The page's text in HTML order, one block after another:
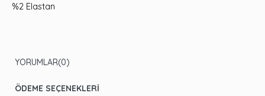
%2 Elastan
YORUMLAR(0)
ÖDEME SEÇENEKLERI